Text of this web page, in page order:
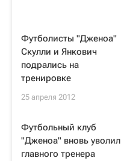
Футболисты "Дженоа"
Скулли и Янкович
подрались на
тренировке
25 апреля 2012
Футбольный клуб
"Дженоа" вновь уволил
главного тренера